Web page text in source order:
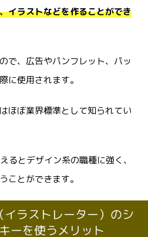
イラストなどを作ることができ
で、広告やパンフレット、パッ
に使用されます。
ほぼ業界標準として知られてい
とデザイン系の職種に強く、
ことができます。
ラストレーター）のシ
ーを使うメリット